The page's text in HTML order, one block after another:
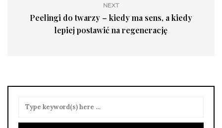
NEXT
Peelingi do twarzy – kiedy ma sens, a kiedy
lepiej postawić na regenerację